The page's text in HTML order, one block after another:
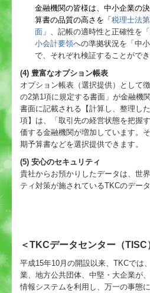
金融機関の皆様は、中小企業の
算書の品質の高さを「税理士法
面 」、記帳の適時性と正確性を「
小会計要領への準拠状況を「中
で、それぞれ検証することができ
(4) 豊富なオプション帳表
オプション帳表（選択提供）として
の2第1項に規定する書面」が金融機
書面に記載される【計算し、整理し
項】は、「取引先の経営状態を把握
価する金融機関が増加しています。
期予算書などを選択提供できます。
(5) 安心のセキュリティ
貴社からお預かりしたデータは、世
ティ対策が施されているTKCのデー
＜TKCデータセンター（TISC
平成15年10月の開設以来、TKCでは
業、地方公共団体、中堅・大企業が
情報システムを利用し、万一の事態